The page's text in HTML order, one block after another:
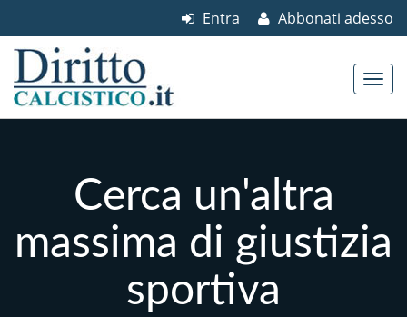
Abbonati adesso
Entra
Cerca un'altra
massima di giustizia
sportiva